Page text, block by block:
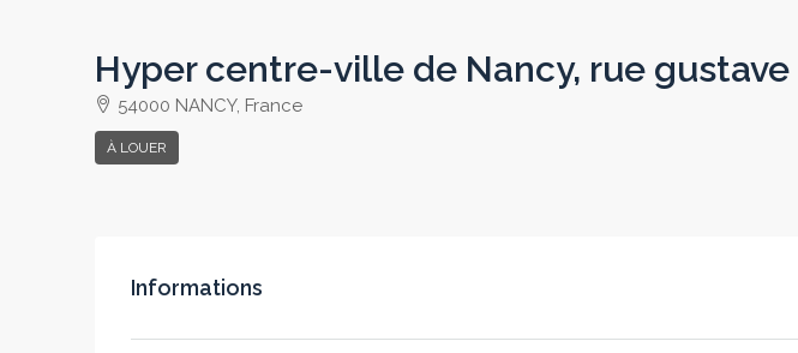
Hyper centre-ville de Nancy, rue
54000 NANCY, France
À LOUER
Informations